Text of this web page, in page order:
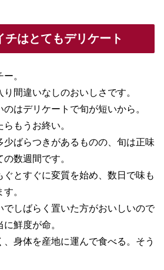
チはとてもデリケート
。
間違いなしのおいしさです。
はデリケートで旬が短いから。
もうお終い。
少ばらつきがあるものの、旬は正味
数週間です。
ぐとすぐに変質を始め、数日で味も
。
でしばらく置いた方がおいしいので
鮮度が命。
身体を産地に運んで食べる。そう